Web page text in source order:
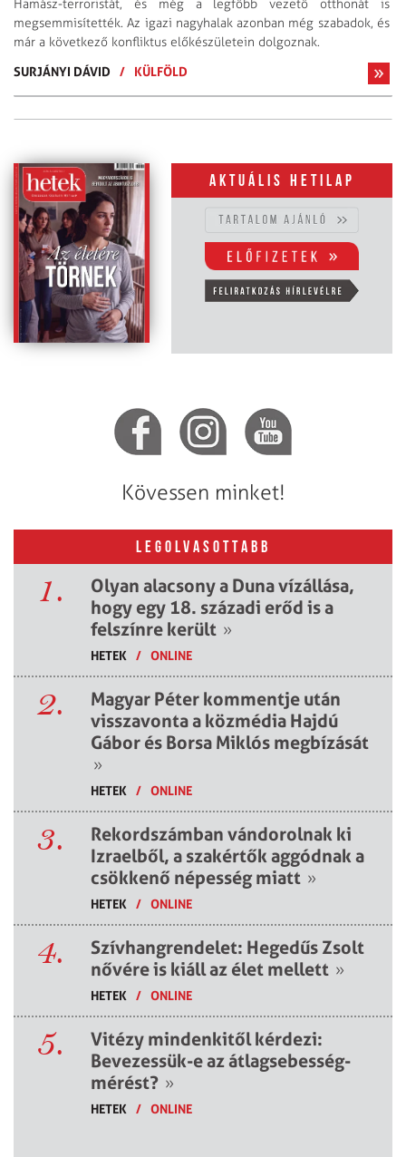
Hamász-terroristát, és még a legfőbb vezető otthonát is
megsemmisítették. Az igazi nagyhalak azonban még szabadok, és
már a következő konfliktus előkészületein dolgoznak.
SURJÁNYI DÁVID
/ KÜLFÖLD
Aktuális hetilap
Kövessen minket!
LEGOLVASOTTABB
1.
Olyan alacsony a Duna vízállása,
hogy egy 18. századi erőd is a
felszínre került »
HETEK / ONLINE
2.
Magyar Péter kommentje után
visszavonta a közmédia Hajdú
Gábor és Borsa Miklós megbízását
»
HETEK / ONLINE
3.
Rekordszámban vándorolnak ki
Izraelből, a szakértők aggódnak a
csökkenő népesség miatt »
HETEK / ONLINE
4.
Szívhangrendelet: Hegedűs Zsolt
nővére is kiáll az élet mellett »
HETEK / ONLINE
5.
Vitézy mindenkitől kérdezi:
Bevezessük-e az átlagsebesség-
mérést? »
HETEK / ONLINE